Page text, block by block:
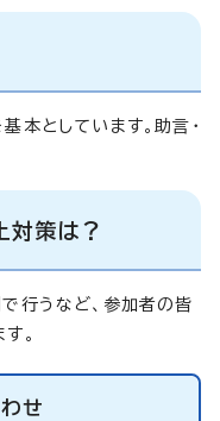
本としています。助言・
対策は？
行うなど、参加者の皆
。
せ